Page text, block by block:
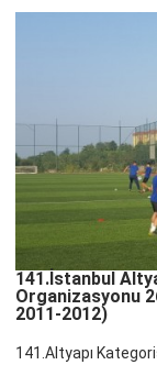
141.İstanbul
Organizasyonu
2011-2012)
141.Altyapı